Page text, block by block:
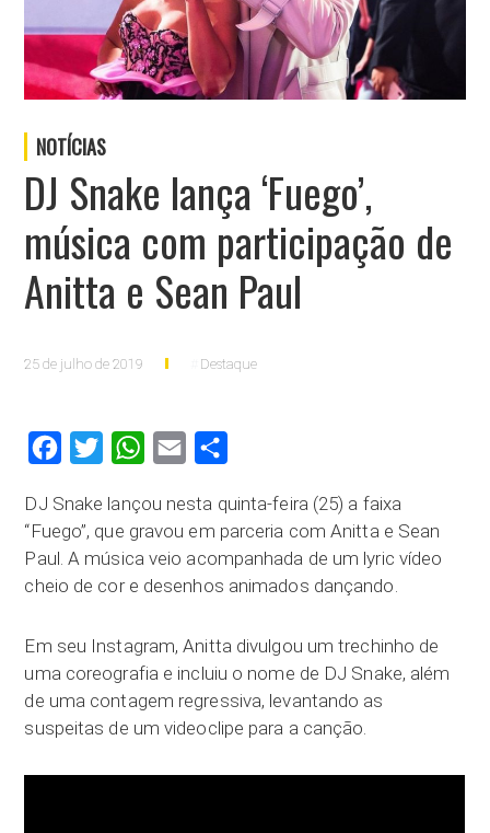
NOTÍCIAS
DJ Snake lança ‘Fuego’,
música com participação de
Anitta e Sean Paul
25 de julho de 2019 Destaque
FacebookTwitter WhatsApp
Email
DJ Snake lançou nesta quinta-feira (25) a faixa
“Fuego”, que gravou em parceria com Anitta e Sean
Paul. A música veio acompanhada de um lyric vídeo
cheio de cor e desenhos animados dançando.
Em seu Instagram, Anitta divulgou um trechinho de
uma coreografia e incluiu o nome de DJ Snake, além
de uma contagem regressiva, levantando as
suspeitas de um videoclipe para a canção.